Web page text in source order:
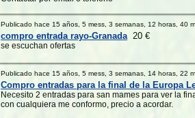
Publicado hace 15 años, 5 mess, 3 semanas, 12 horas, 40
compro entrada rayo-Granada20 €
se escuchan ofertas
Publicado hace 15 años, 5 mess, 3 semanas, 14 horas, 22
Compro entradas para la final de la Europa
Necesito 2 entradas para san mames para ver la
con cualquiera me conformo, precio a acordar.